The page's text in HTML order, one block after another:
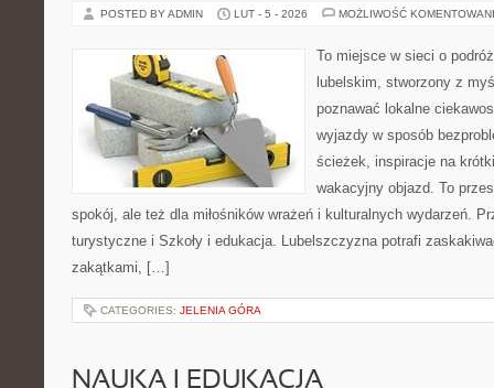
POSTED BY ADMIN LUT - 5 - 2026 MOŻLIWOŚĆ
To miejsce w sieci o
lubelskim, stworzony z
poznawać lokalne
wyjazdy w sposób
ścieżek, inspiracje na
wakacyjny objazd. To
spokój, ale też dla miłośników wrażeń i kulturalnych wydarzeń.
turystyczne i Szkoły i edukacja. Lubelszczyzna potrafi
zakątkami, […]
CATEGORIES: JELENIA GÓRA
NAUKA I EDUKACJA